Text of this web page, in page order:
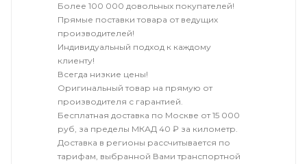
Более 100 000 довольных покупателей!
Прямые поставки товара от ведущих
производителей!
Индивидуальный подход к каждому
клиенту!
Всегда низкие цены!
Оригинальный товар на прямую от
производителя с гарантией.
Бесплатная доставка по Москве от 15 000
руб, за пределы МКАД 40 ₽ за километр.
Доставка в регионы рассчитывается по
тарифам, выбранной Вами транспортной